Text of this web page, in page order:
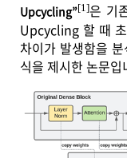
Upcycling”[1]은 기
Upcycling 할 때
차이가 발생함을
식을 제시한 논문입